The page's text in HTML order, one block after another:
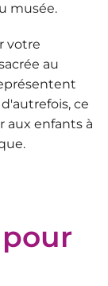
musée.
votre
au
ce
aux enfants à